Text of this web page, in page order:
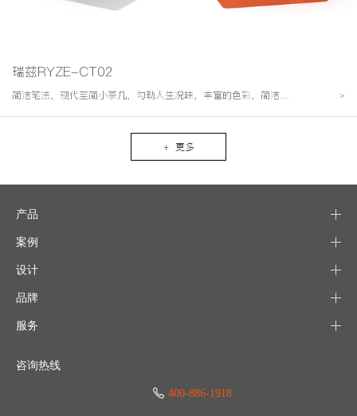
瑞兹RYZE-CT02
>
简洁笔法，现代至简小茶几，勾勒人生况味，丰富的色彩，简洁的造型，点缀办公空间。
+ 更多
产品
案例
设计
品牌
服务
咨询热线
400-886-1918